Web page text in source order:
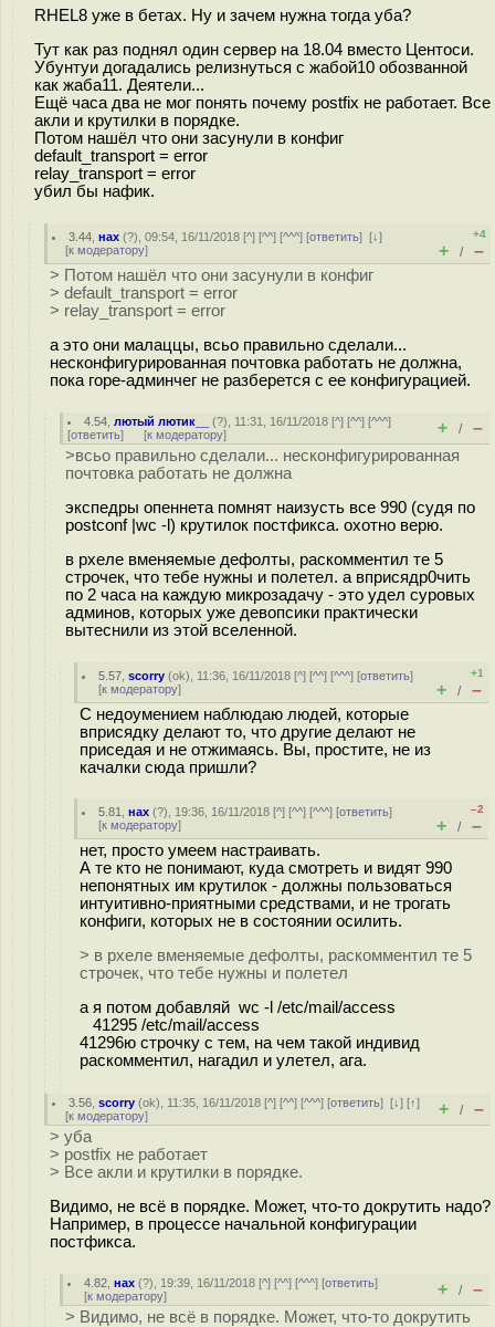
RHEL8 уже в бетах. Ну и зачем нужна тогда уба?
Тут как раз поднял один сервер на 18.04 вместо Центоси.
Убунтуи догадались релизнуться с жабой10 обозванной
как жаба11. Деятели...
Ещё часа два не мог понять почему postfix не работает. Все
акли и крутилки в порядке.
Потом нашёл что они засунули в конфиг
default_transport = error
relay_transport = error
убил бы нафик.
3.44 ,нах (?), 09:54, 16/11/2018 [^] [^^] [^^^] [ответить][↓]
[к модератору]
+4
+ / –
> Потом нашёл что они засунули в конфиг
> default_transport = error
> relay_transport = error
а это они малаццы, всьо правильно сделали...
несконфигурированная почтовка работать не должна,
пока горе-админчег не разберется с ее конфигурацией.
4.54 ,лютый лютик__ (?), 11:31, 16/11/2018 [^] [^^] [^^^]
[ответить] [к модератору] + / –
>всьо правильно сделали... несконфигурированная
почтовка работать не должна
экспедры опеннета помнят наизусть все 990 (судя по
postconf |wc -l) крутилок постфикса. охотно верю.
в рхеле вменяемые дефолты, раскомментил те 5
строчек, что тебе нужны и полетел. а вприсядр0чить
по 2 часа на каждую микрозадачу - это удел суровых
админов, которых уже девопсики практически
вытеснили из этой вселенной.
5.57 ,scorry (ok), 11:36, 16/11/2018 [^] [^^] [^^^] [ответить]
[к модератору]
+1
+ / –
С недоумением наблюдаю людей, которые
вприсядку делают то, что другие делают не
приседая и не отжимаясь. Вы, простите, не из
качалки сюда пришли?
5.81 ,нах (?), 19:36, 16/11/2018 [^] [^^] [^^^] [ответить]
[к модератору]
–2
+ / –
нет, просто умеем настраивать.
А те кто не понимают, куда смотреть и видят 990
непонятных им крутилок - должны пользоваться
интуитивно-приятными средствами, и не трогать
конфиги, которых не в состоянии осилить.
> в рхеле вменяемые дефолты, раскомментил те 5
строчек, что тебе нужны и полетел
а я потом добавляй wc -l /etc/mail/access
41295 /etc/mail/access
41296ю строчку с тем, на чем такой индивид
раскомментил, нагадил и улетел, ага.
3.56 ,scorry (ok), 11:35, 16/11/2018 [^] [^^] [^^^] [ответить][↓] [↑]
[к модератору] + / –
> уба
> postfix не работает
> Все акли и крутилки в порядке.
Видимо, не всё в порядке. Может, что-то докрутить надо?
Например, в процессе начальной конфигурации
постфикса.
4.82 ,нах (?), 19:39, 16/11/2018 [^] [^^] [^^^] [ответить]
[к модератору] + / –
> Видимо, не всё в порядке. Может, что-то докрутить